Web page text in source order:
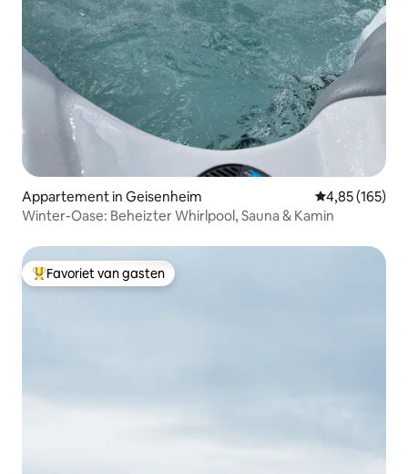
Appartement in Geisenheim Gemiddelde
4,85 (165)
Winter-Oase: Beheizter Whirlpool, Sauna & Kamin
Topfavoriet van gasten
Favoriet van gasten